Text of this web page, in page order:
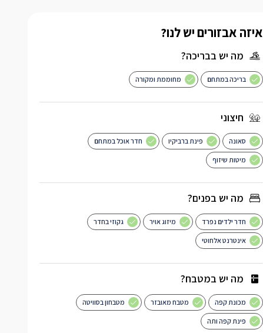
איזה אבזורים יש לנו?
מה יש בבריכה?
בריכה במתחם מחוממת ומקורה
חיצוני
סאונה פינת ברביקיו חדר אוכל במתחם
מיטות שיזוף
מה יש בפנים?
חדר ילדים נפרד מיזוג אויר גקוזי בחדר
אינטרנט אלחוטי
מה יש במטבח?
מכונת קפה מטבח מאובזר מטבחון בסוויטה
פינת קפה ותה